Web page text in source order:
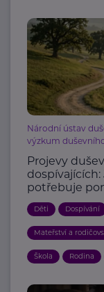
Národní ústav
výzkum
Projevy
dospívajících:
potřebuje
Děti Dospívání
Mateřství a
Škola Rodina